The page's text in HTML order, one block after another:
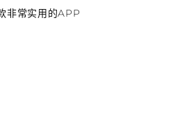
非常实用的APP